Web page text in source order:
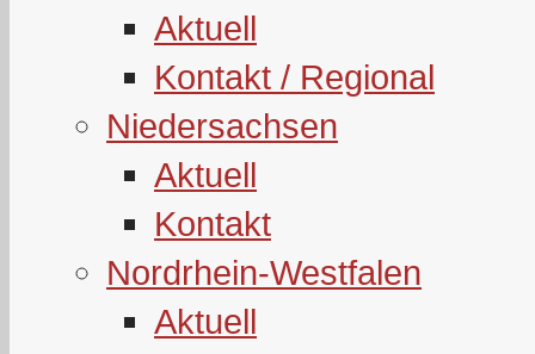
Aktuell
Kontakt / Regional
Niedersachsen
Aktuell
Kontakt
Nordrhein-Westfalen
Aktuell